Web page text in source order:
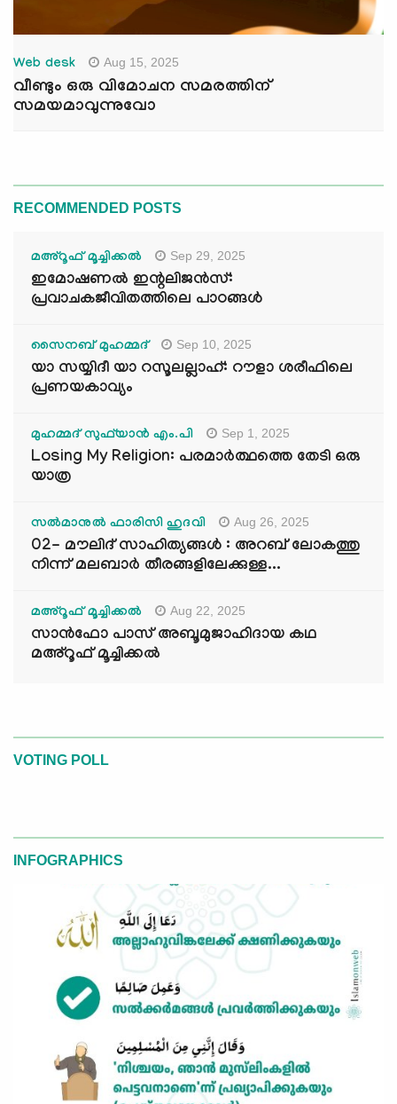
Web desk Aug 15, 2025
വീണ്ടും ഒരു വിമോചന സമരത്തിന്
സമയമാവുന്നുവോ
RECOMMENDED POSTS
മഅ്റൂഫ് മൂച്ചിക്കല്‍ Sep 29, 2025
ഇമോഷണൽ ഇന്റലിജൻസ്:
പ്രവാചകജീവിതത്തിലെ പാഠങ്ങൾ
സൈനബ് മുഹമ്മദ് Sep 10, 2025
യാ സയ്യിദീ യാ റസൂലല്ലാഹ്: റൗളാ ശരീഫിലെ
പ്രണയകാവ്യം
മുഹമ്മദ് സുഫ്‌യാൻ എം.പി Sep 1, 2025
Losing My Religion: പരമാർത്ഥത്തെ തേടി ഒരു
യാത്ര
സൽമാനുൽ ഫാരിസി ഹുദവി Aug 26, 2025
02- മൗലിദ് സാഹിത്യങ്ങൾ : അറബ് ലോകത്തു
നിന്ന് മലബാർ തീരങ്ങളിലേക്കുള്ള...
മഅ്റൂഫ് മൂച്ചിക്കല്‍ Aug 22, 2025
സാൻഫോ പാസ് അബൂമുജാഹിദായ കഥ
മഅ്റൂഫ് മൂച്ചിക്കല്‍
VOTING POLL
INFOGRAPHICS